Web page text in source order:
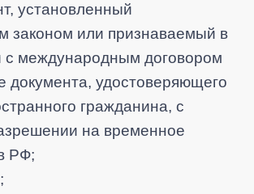
установленный
законом или признаваемый в
с международным договором
документа, удостоверяющего
гражданина, с
на временное
РФ;